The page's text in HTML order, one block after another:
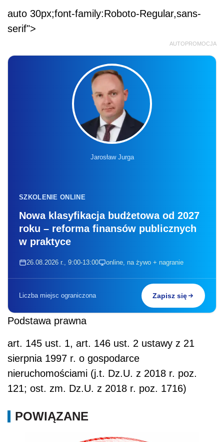
auto 30px;font-family:Roboto-Regular,sans-
serif">
AUTOPROMOCJA
Jarosław Jurga
SZKOLENIE ONLINE
Nowa klasyfikacja budżetowa od 2027
roku – reforma finansów publicznych
w praktyce
26.08.2026 r., 9:00-13:00 online, na żywo + nagranie
Liczba miejsc ograniczona Zapisz się
Podstawa prawna
art. 145 ust. 1, art. 146 ust. 2 ustawy z 21
sierpnia 1997 r. o gospodarce
nieruchomościami (j.t. Dz.U. z 2018 r. poz.
121; ost. zm. Dz.U. z 2018 r. poz. 1716)
POWIĄZANE